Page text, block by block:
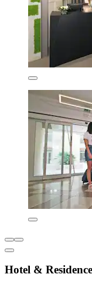
Hotel &